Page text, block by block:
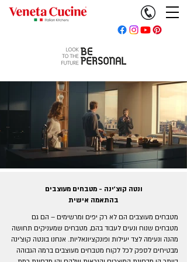
ונטה קוצ'ינה - מטבחים מעוצבים
בהתאמה אישית
מטבחים מעוצבים הם לא רק יפים ומרשימים – הם גם
מטבחים שנוח ונעים לעבוד בהם, מטבחים שמעניקים תחושה
מהנה ונעימה לצד יעילות ופונקציונאליות. אנחנו בונטה קוצ'ינה
מבטיחים לספק לכל לקוח מטבחים מעוצבים ברמה הגבוהה